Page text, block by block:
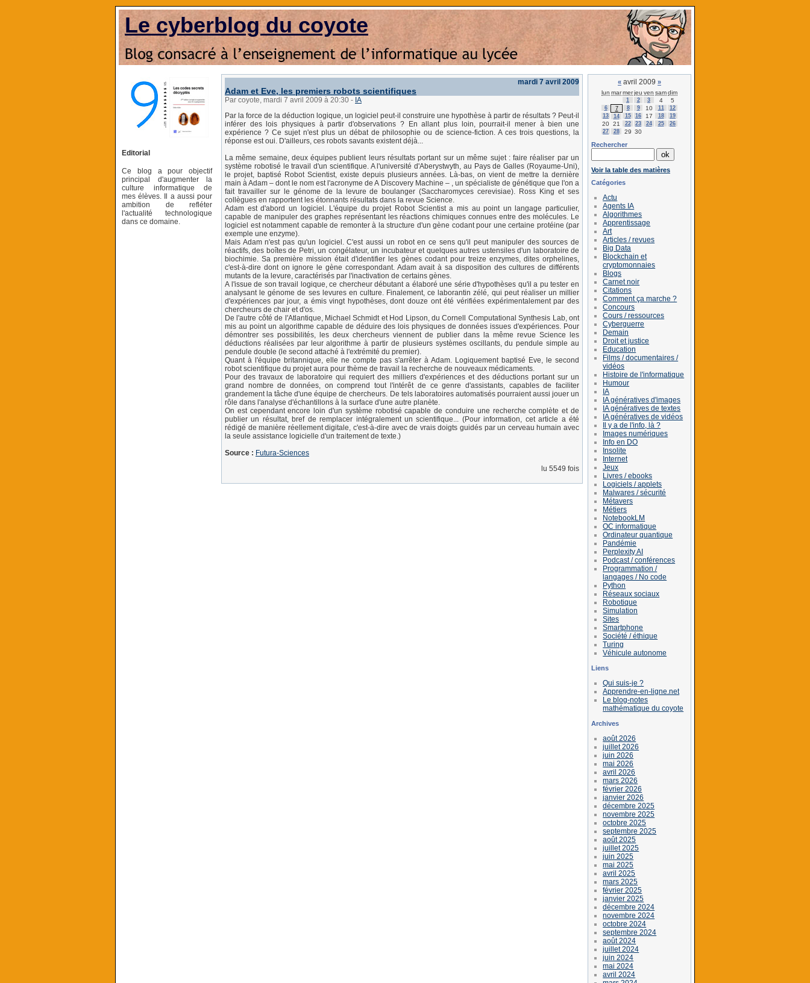
Le cyberblog du coyote
Editorial
Ce blog a pour objectif
principal d'augmenter la
culture informatique de
mes élèves. Il a aussi pour
ambition de refléter
l'actualité technologique
dans ce domaine.
mardi 7 avril 2009
Adam et Eve, les premiers robots scientifiques
Par coyote, mardi 7 avril 2009 à 20:30 - IA
Par la force de la déduction logique, un logiciel peut-il construire une hypothèse à partir de résultats ? Peut-il
inférer des lois physiques à partir d'observations ? En allant plus loin, pourrait-il mener à bien une
expérience ? Ce sujet n'est plus un débat de philosophie ou de science-fiction. A ces trois questions, la
réponse est oui. D'ailleurs, ces robots savants existent déjà...
La même semaine, deux équipes publient leurs résultats portant sur un même sujet : faire réaliser par un
système robotisé le travail d'un scientifique. A l'université d'Aberystwyth, au Pays de Galles (Royaume-Uni),
le projet, baptisé Robot Scientist, existe depuis plusieurs années. Là-bas, on vient de mettre la dernière
main à Adam – dont le nom est l'acronyme de A Discovery Machine – , un spécialiste de génétique que l'on a
fait travailler sur le génome de la levure de boulanger (Saccharomyces cerevisiae). Ross King et ses
collègues en rapportent les étonnants résultats dans la revue Science.
Adam est d'abord un logiciel. L'équipe du projet Robot Scientist a mis au point un langage particulier,
capable de manipuler des graphes représentant les réactions chimiques connues entre des molécules. Le
logiciel est notamment capable de remonter à la structure d'un gène codant pour une certaine protéine (par
exemple une enzyme).
Mais Adam n'est pas qu'un logiciel. C'est aussi un robot en ce sens qu'il peut manipuler des sources de
réactifs, des boîtes de Petri, un congélateur, un incubateur et quelques autres ustensiles d'un laboratoire de
biochimie. Sa première mission était d'identifier les gènes codant pour treize enzymes, dites orphelines,
c'est-à-dire dont on ignore le gène correspondant. Adam avait à sa disposition des cultures de différents
mutants de la levure, caractérisés par l'inactivation de certains gènes.
A l'issue de son travail logique, ce chercheur débutant a élaboré une série d'hypothèses qu'il a pu tester en
analysant le génome de ses levures en culture. Finalement, ce laborantin zélé, qui peut réaliser un millier
d'expériences par jour, a émis vingt hypothèses, dont douze ont été vérifiées expérimentalement par des
chercheurs de chair et d'os.
De l'autre côté de l'Atlantique, Michael Schmidt et Hod Lipson, du Cornell Computational Synthesis Lab, ont
mis au point un algorithme capable de déduire des lois physiques de données issues d'expériences. Pour
démontrer ses possibilités, les deux chercheurs viennent de publier dans la même revue Science les
déductions réalisées par leur algorithme à partir de plusieurs systèmes oscillants, du pendule simple au
pendule double (le second attaché à l'extrémité du premier).
Quant à l'équipe britannique, elle ne compte pas s'arrêter à Adam. Logiquement baptisé Eve, le second
robot scientifique du projet aura pour thème de travail la recherche de nouveaux médicaments.
Pour des travaux de laboratoire qui requiert des milliers d'expériences et des déductions portant sur un
grand nombre de données, on comprend tout l'intérêt de ce genre d'assistants, capables de faciliter
grandement la tâche d'une équipe de chercheurs. De tels laboratoires automatisés pourraient aussi jouer un
rôle dans l'analyse d'échantillons à la surface d'une autre planète.
On est cependant encore loin d'un système robotisé capable de conduire une recherche complète et de
publier un résultat, bref de remplacer intégralement un scientifique... (Pour information, cet article a été
rédigé de manière réellement digitale, c'est-à-dire avec de vrais doigts guidés par un cerveau humain avec
la seule assistance logicielle d'un traitement de texte.)
Source : Futura-Sciences
lu 5549 fois
« avril 2009 »
lun marmerjeu ven samdim
1 2 3 4 5
6 7 8 9 10 11
12
13
14 15 16 17 18 19
20 21 22 23 24 25
26
27
28 29 30
Rechercher
Voir la table des matières
Catégories
Actu
Agents IA
Algorithmes
Apprentissage
Art
Articles / revues
Big Data
Blockchain et
cryptomonnaies
Blogs
Carnet noir
Citations
Comment ça marche ?
Concours
Cours / ressources
Cyberguerre
Demain
Droit et justice
Education
Films / documentaires /
vidéos
Histoire de l'informatique
Humour
IA
IA génératives d'images
IA génératives de textes
IA génératives de vidéos
Il y a de l'info, là ?
Images numériques
Info en DO
Insolite
Internet
Jeux
Livres / ebooks
Logiciels / applets
Malwares / sécurité
Métavers
Métiers
NotebookLM
OC informatique
Ordinateur quantique
Pandémie
Perplexity AI
Podcast / conférences
Programmation /
langages / No code
Python
Réseaux sociaux
Robotique
Simulation
Sites
Smartphone
Société / éthique
Turing
Véhicule autonome
Liens
Qui suis-je ?
Apprendre-en-ligne.net
Le blog-notes
mathématique du coyote
Archives
août 2026
juillet 2026
juin 2026
mai 2026
avril 2026
mars 2026
février 2026
janvier 2026
décembre 2025
novembre 2025
octobre 2025
septembre 2025
août 2025
juillet 2025
juin 2025
mai 2025
avril 2025
mars 2025
février 2025
janvier 2025
décembre 2024
novembre 2024
octobre 2024
septembre 2024
août 2024
juillet 2024
juin 2024
mai 2024
avril 2024